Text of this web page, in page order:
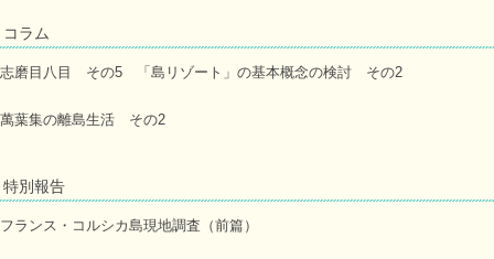
コラム
志磨目八目 その5 「島リゾート」の基本概念の検討 その2
萬葉集の離島生活 その2
特別報告
フランス・コルシカ島現地調査（前篇）